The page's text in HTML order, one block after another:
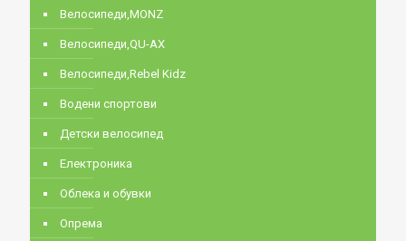
Велосипеди,MONZ
Велосипеди,QU-AX
Велосипеди,Rebel Kidz
Водени спортови
Детски велосипед
Електроника
Облека и обувки
Опрема